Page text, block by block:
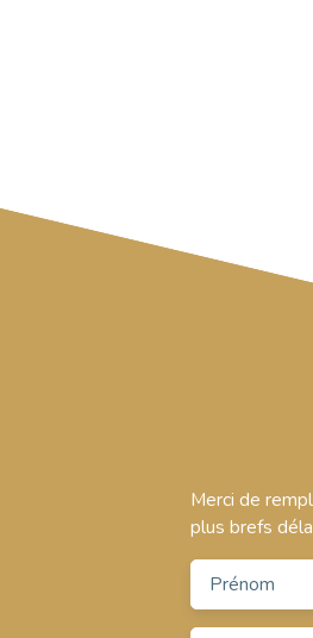
Merci de
plus brefs
Prénom